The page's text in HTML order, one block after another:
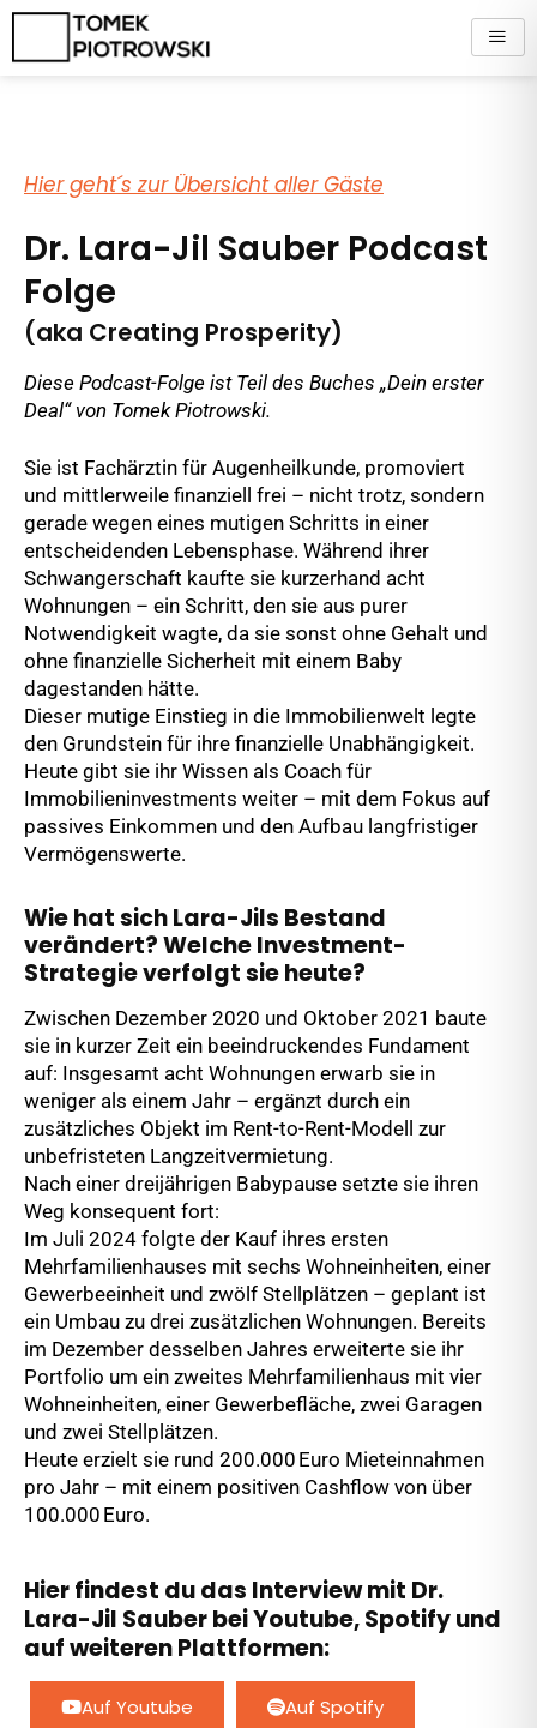
Zum
springen
Hier geht´s zur Übersicht aller Gäste
Dr. Lara-Jil Sauber Podcast
Folge
(aka Creating Prosperity)
Diese Podcast-Folge ist Teil des Buches „Dein erster
Deal“ von Tomek Piotrowski.
Sie ist Fachärztin für Augenheilkunde, promoviert
und mittlerweile finanziell frei – nicht trotz, sondern
gerade wegen eines mutigen Schritts in einer
entscheidenden Lebensphase. Während ihrer
Schwangerschaft kaufte sie kurzerhand acht
Wohnungen – ein Schritt, den sie aus purer
Notwendigkeit wagte, da sie sonst ohne Gehalt und
ohne finanzielle Sicherheit mit einem Baby
dagestanden hätte.
Dieser mutige Einstieg in die Immobilienwelt legte
den Grundstein für ihre finanzielle Unabhängigkeit.
Heute gibt sie ihr Wissen als Coach für
Immobilieninvestments weiter – mit dem Fokus auf
passives Einkommen und den Aufbau langfristiger
Vermögenswerte.
Wie hat sich Lara-Jils Bestand
verändert? Welche Investment-
Strategie verfolgt sie heute?
Zwischen Dezember 2020 und Oktober 2021 baute
sie in kurzer Zeit ein beeindruckendes Fundament
auf: Insgesamt acht Wohnungen erwarb sie in
weniger als einem Jahr – ergänzt durch ein
zusätzliches Objekt im Rent-to-Rent-Modell zur
unbefristeten Langzeitvermietung.
Nach einer dreijährigen Babypause setzte sie ihren
Weg konsequent fort:
Im Juli 2024 folgte der Kauf ihres ersten
Mehrfamilienhauses mit sechs Wohneinheiten, einer
Gewerbeeinheit und zwölf Stellplätzen – geplant ist
ein Umbau zu drei zusätzlichen Wohnungen. Bereits
im Dezember desselben Jahres erweiterte sie ihr
Portfolio um ein zweites Mehrfamilienhaus mit vier
Wohneinheiten, einer Gewerbefläche, zwei Garagen
und zwei Stellplätzen.
Heute erzielt sie rund 200.000 Euro Mieteinnahmen
pro Jahr – mit einem positiven Cashflow von über
100.000 Euro.
Hier findest du das Interview mit Dr.
Lara-Jil Sauber bei Youtube, Spotify und
auf weiteren Plattformen:
Auf Youtube Auf Spotify